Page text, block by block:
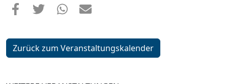
Zurück zum Veranstaltungskalender